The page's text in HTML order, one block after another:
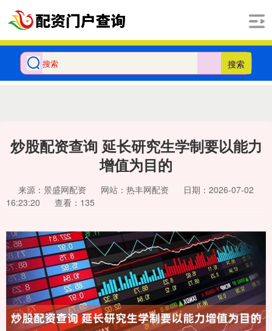
搜索
炒股配资查询 延长研究生学制要以能力
增值为目的
来源：景盛网配资 网站：热丰网配资
日期：2026-07-02
16:23:20
查看：135